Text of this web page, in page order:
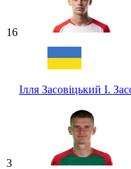
16
Ілля Засовіцький І.
3